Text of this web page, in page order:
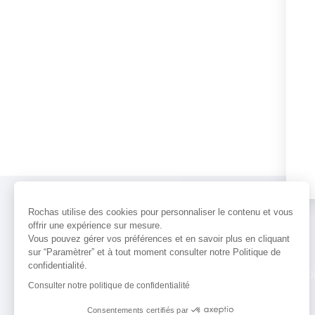
Rochas utilise des cookies pour personnaliser le contenu et vous
offrir une expérience sur mesure.
Vous pouvez gérer vos préférences et en savoir plus en cliquant
sur “Paramètrer” et à tout moment consulter notre Politique de
confidentialité.
Consulter notre politique de confidentialité
Consentements certifiés par